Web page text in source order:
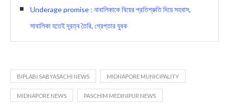
Underage promise : নাবালিকাকে বিয়ের প্রতিশ্রুতি দিয়ে সহবাস,
সাবালিকা হতেই দূরত্ব তৈরি, গ্রেপ্তার যুবক
BIPLABI SABYASACHI NEWS MIDNAPORE MUNICIPALITY
MIDNAPORE NEWS PASCHIM MEDINIPUR NEWS